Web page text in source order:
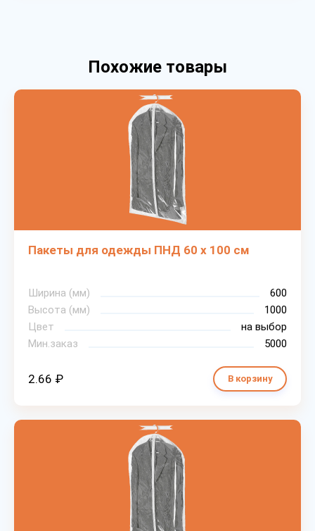
Похожие товары
Пакеты для одежды ПНД 60 х 100 см
Ширина (мм)
600
Высота (мм)
1000
Цвет
на выбор
Мин.заказ
5000
2.66 ₽ В корзину